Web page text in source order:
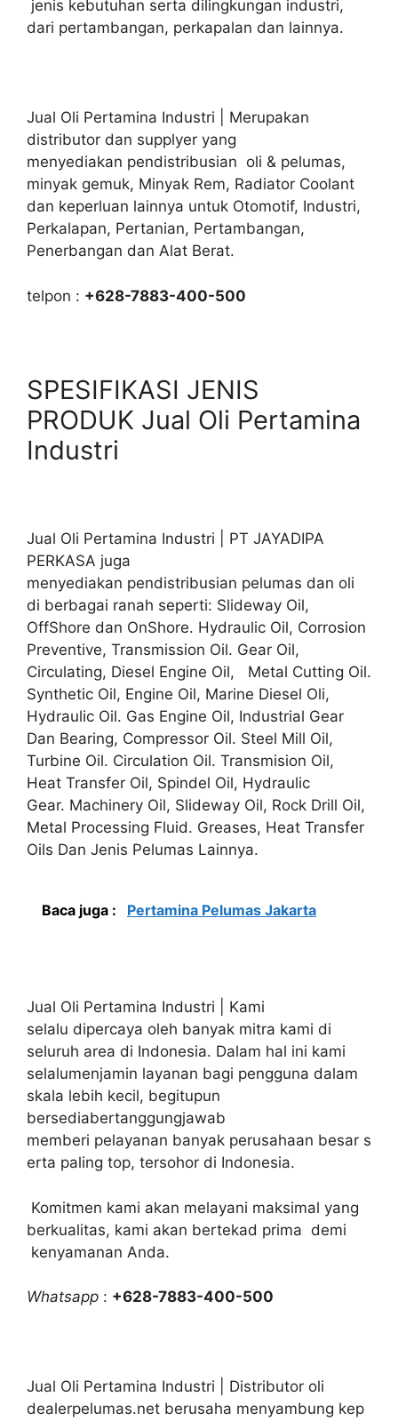
jenis kebutuhan serta dilingkungan industri,
dari pertambangan, perkapalan dan lainnya.
Jual Oli Pertamina Industri | Merupakan
distributor dan supplyer yang
menyediakan pendistribusian oli & pelumas,
minyak gemuk, Minyak Rem, Radiator Coolant
dan keperluan lainnya untuk Otomotif, Industri,
Perkalapan, Pertanian, Pertambangan,
Penerbangan dan Alat Berat.
telpon : +628-7883-400-500
SPESIFIKASI JENIS
PRODUK Jual Oli Pertamina
Industri
Jual Oli Pertamina Industri | PT JAYADIPA
PERKASA juga
menyediakan pendistribusian pelumas dan oli
di berbagai ranah seperti: Slideway Oil,
OffShore dan OnShore. Hydraulic Oil, Corrosion
Preventive, Transmission Oil. Gear Oil,
Circulating, Diesel Engine Oil, Metal Cutting Oil.
Synthetic Oil, Engine Oil, Marine Diesel Oli,
Hydraulic Oil. Gas Engine Oil, Industrial Gear
Dan Bearing, Compressor Oil. Steel Mill Oil,
Turbine Oil. Circulation Oil. Transmision Oil,
Heat Transfer Oil, Spindel Oil, Hydraulic
Gear. Machinery Oil, Slideway Oil, Rock Drill Oil,
Metal Processing Fluid. Greases, Heat Transfer
Oils Dan Jenis Pelumas Lainnya.
Baca juga : Pertamina Pelumas Jakarta
Jual Oli Pertamina Industri | Kami
selalu dipercaya oleh banyak mitra kami di
seluruh area di Indonesia. Dalam hal ini kami
selalumenjamin layanan bagi pengguna dalam
skala lebih kecil, begitupun
bersediabertanggungjawab
memberi pelayanan banyak perusahaan besar s
erta paling top, tersohor di Indonesia.
Komitmen kami akan melayani maksimal yang
berkualitas, kami akan bertekad prima demi
kenyamanan Anda.
Whatsapp : +628-7883-400-500
Jual Oli Pertamina Industri | Distributor oli
dealerpelumas.net berusaha menyambung kep